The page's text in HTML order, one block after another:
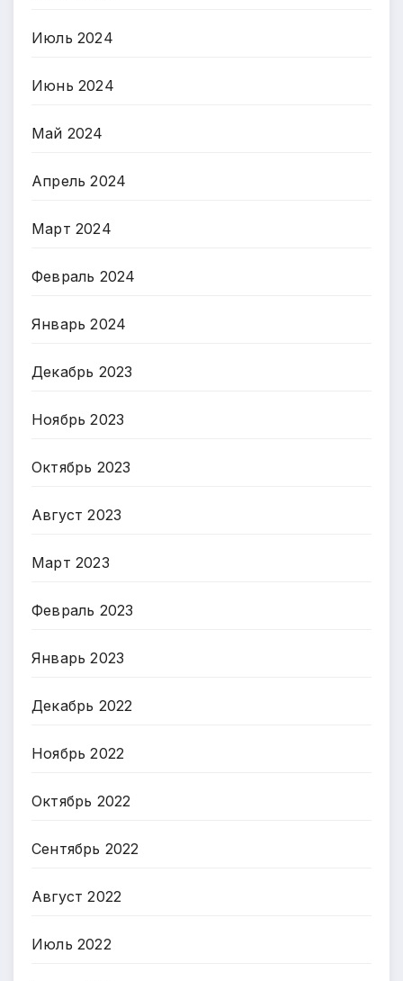
Июль 2024
Июнь 2024
Май 2024
Апрель 2024
Март 2024
Февраль 2024
Январь 2024
Декабрь 2023
Ноябрь 2023
Октябрь 2023
Август 2023
Март 2023
Февраль 2023
Январь 2023
Декабрь 2022
Ноябрь 2022
Октябрь 2022
Сентябрь 2022
Август 2022
Июль 2022